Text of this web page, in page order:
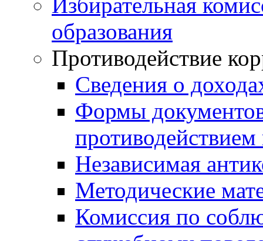
Избирательная
образования
Противодействие
Сведения о
Формы
Независимая
Методические
Комиссия по